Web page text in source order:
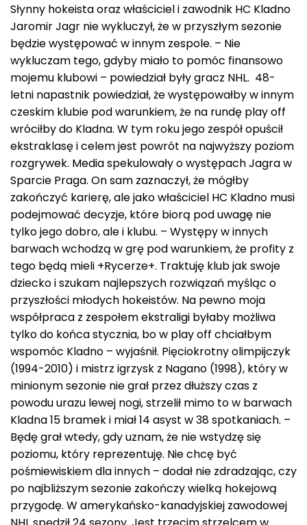
Słynny hokeista oraz właściciel i zawodnik HC Kladno
Jaromir Jagr nie wykluczył, że w przyszłym sezonie
będzie występować w innym zespole. – Nie
wykluczam tego, gdyby miało to pomóc finansowo
mojemu klubowi – powiedział były gracz NHL. 48-
letni napastnik powiedział, że występowałby w innym
czeskim klubie pod warunkiem, że na rundę play off
wróciłby do Kladna. W tym roku jego zespół opuścił
ekstraklasę i celem jest powrót na najwyższy poziom
rozgrywek. Media spekulowały o występach Jagra w
Sparcie Praga. On sam zaznaczył, że mógłby
zakończyć karierę, ale jako właściciel HC Kladno musi
podejmować decyzje, które biorą pod uwagę nie
tylko jego dobro, ale i klubu. – Występy w innych
barwach wchodzą w grę pod warunkiem, że profity z
tego będą mieli +Rycerze+. Traktuję klub jak swoje
dziecko i szukam najlepszych rozwiązań myśląc o
przyszłości młodych hokeistów. Na pewno moja
współpraca z zespołem ekstraligi byłaby możliwa
tylko do końca stycznia, bo w play off chciałbym
wspomóc Kladno – wyjaśnił. Pięciokrotny olimpijczyk
(1994-2010) i mistrz igrzysk z Nagano (1998), który w
minionym sezonie nie grał przez dłuższy czas z
powodu urazu lewej nogi, strzelił mimo to w barwach
Kladna 15 bramek i miał 14 asyst w 38 spotkaniach. –
Będę grał wtedy, gdy uznam, że nie wstydzę się
poziomu, który reprezentuję. Nie chcę być
pośmiewiskiem dla innych – dodał nie zdradzając, czy
po najbliższym sezonie zakończy wielką hokejową
przygodę. W amerykańsko-kanadyjskiej zawodowej